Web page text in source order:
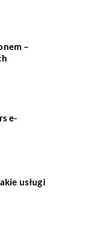
–
e-
usługi